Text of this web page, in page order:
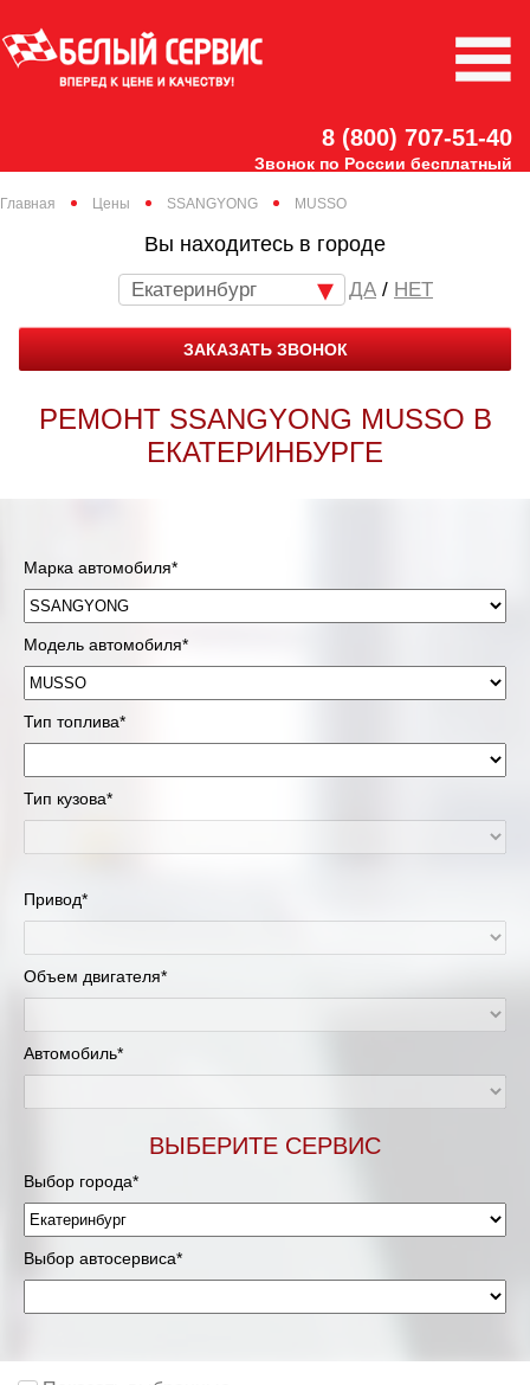
8 (800) 707-51-40
Звонок по России бесплатный
Главная Цены SSANGYONG MUSSO
Вы находитесь в городе
Екатеринбург / НЕТ
ЗАКАЗАТЬ ЗВОНОК
РЕМОНТ SSANGYONG MUSSO В
ЕКАТЕРИНБУРГЕ
Марка автомобиля*
Модель автомобиля*
Тип топлива*
Тип кузова*
Привод*
Объем двигателя*
Автомобиль*
ВЫБЕРИТЕ СЕРВИС
Выбор города*
Выбор автосервиса*